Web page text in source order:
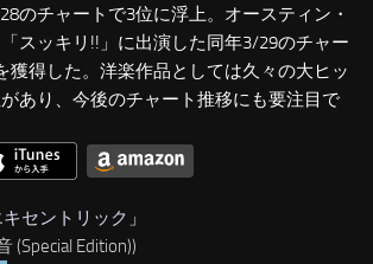
のチャートで3位に浮上。オースティン・
スッキリ!!」に出演した同年3/29のチャー
獲得した。洋楽作品としては久々の大ヒッ
あり、今後のチャート推移にも要注目で
キセントリック 」
(Special Edition))